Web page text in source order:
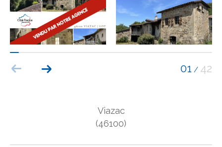
01 / 42
Viazac
(46100)
AFFINER LES CRITÈRES
TERRASSE PARKING PISCINE